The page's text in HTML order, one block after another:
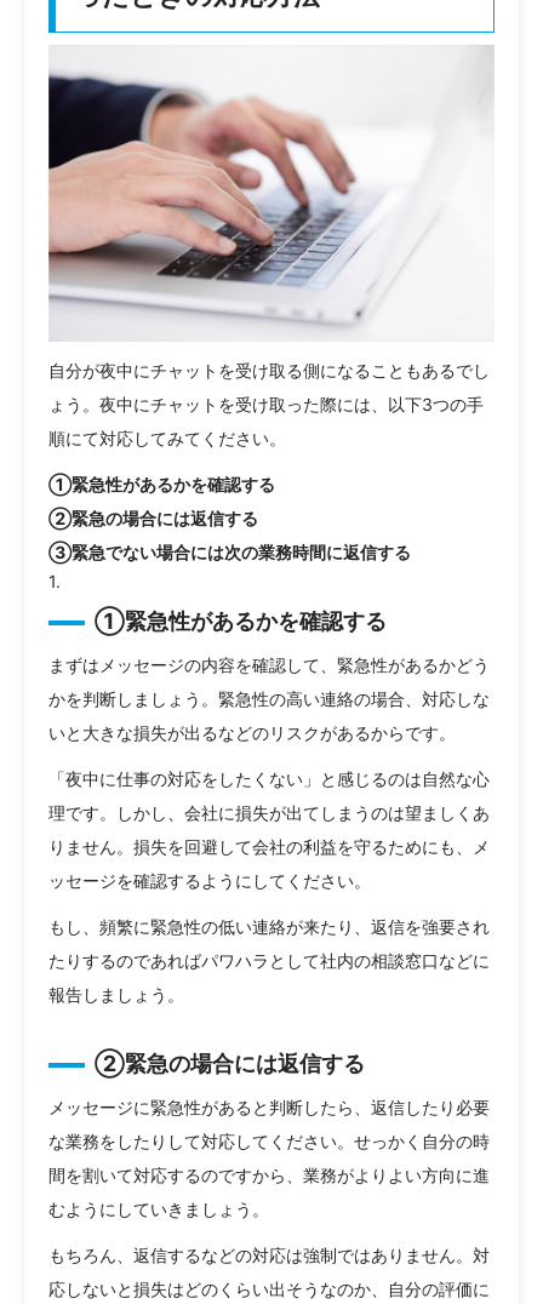
自分が夜中にチャットを受け取る側になることもあるでし
ょう。夜中にチャットを受け取った際には、以下3つの手
順にて対応してみてください。
①緊急性があるかを確認する
②緊急の場合には返信する
③緊急でない場合には次の業務時間に返信する
①緊急性があるかを確認する
まずはメッセージの内容を確認して、緊急性があるかどう
かを判断しましょう。緊急性の高い連絡の場合、対応しな
いと大きな損失が出るなどのリスクがあるからです。
「夜中に仕事の対応をしたくない」と感じるのは自然な心
理です。しかし、会社に損失が出てしまうのは望ましくあ
りません。損失を回避して会社の利益を守るためにも、メ
ッセージを確認するようにしてください。
もし、頻繁に緊急性の低い連絡が来たり、返信を強要され
たりするのであればパワハラとして社内の相談窓口などに
報告しましょう。
②緊急の場合には返信する
メッセージに緊急性があると判断したら、返信したり必要
な業務をしたりして対応してください。せっかく自分の時
間を割いて対応するのですから、業務がよりよい方向に進
むようにしていきましょう。
もちろん、返信するなどの対応は強制ではありません。対
応しないと損失はどのくらい出そうなのか、自分の評価に